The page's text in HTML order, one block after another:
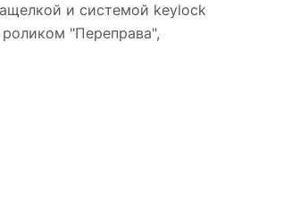
и системой keylock
"Переправа",